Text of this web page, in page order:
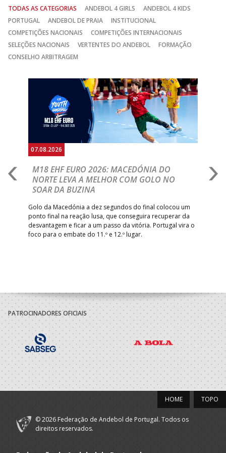
TODAS AS CATEGORIAS ANDEBOL 4 GIRLS
ANDEBOL 4 KIDS
PORTUGAL
ANDEBOL DE PRAIA
INSTITUCIONAL
COMPETIÇÕES NACIONAIS
COMPETIÇÕES INTERNACIONAIS
SELEÇÕES NACIONAIS
VERTENTES DO ANDEBOL
FORMAÇÃO
CONSELHO ARBITRAGEM
07.08.2026
M18 EHF EURO 2026: MACEDÓNIA DO
NORTE LEVA A MELHOR COM GOLO NO
SOAR DA BUZINA
Golo da Macedónia a dez segundos do final colocou um
ponto final na reação lusa, que conseguira recuperar da
desvantagem e ficar a um passo da vitória. Portugal vira o
foco para o embate do 11.º e 12.º lugar.
PATROCINADORES OFICIAIS
TOPO
HOME
© 2026 Federação de Andebol de Portugal. Todos os
direitos reservados.